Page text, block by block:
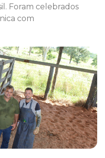
Foram celebrados
com